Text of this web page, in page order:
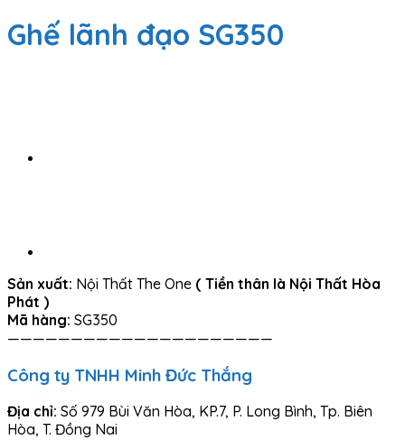
Ghế lãnh đạo SG350
Sản xuất: Nội Thất The One ( Tiền thân là Nội Thất Hòa
Phát )
Mã hàng: SG350
—————————————————————
Công ty TNHH Minh Đức Thắng
Địa chỉ: Số 979 Bùi Văn Hòa, KP.7, P. Long Bình, Tp. Biên
Hòa, T. Đồng Nai